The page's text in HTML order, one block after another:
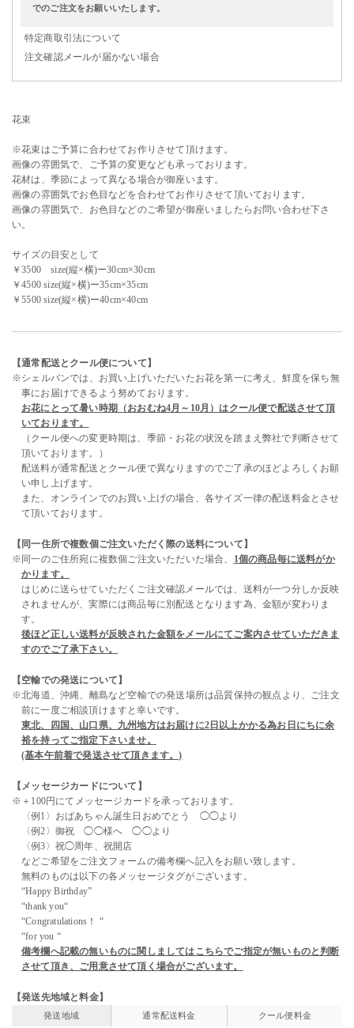
でのご注文をお願いいたします。
特定商取引法について
注文確認メールが届かない場合
花束
※花束はご予算に合わせてお作りさせて頂けます。
画像の雰囲気で、ご予算の変更なども承っております。
花材は、季節によって異なる場合が御座います。
画像の雰囲気でお色目などを合わせてお作りさせて頂いております。
画像の雰囲気で、お色目などのご希望が御座いましたらお問い合わせ下さ
い。
サイズの目安として
￥3500 size(縦×横)ー30cm×30cm
￥4500 size(縦×横)ー35cm×35cm
￥5500 size(縦×横)ー40cm×40cm
【通常配送とクール便について】
※シェルバンでは、お買い上げいただいたお花を第一に考え、鮮度を保ち無
事にお届けできるよう努めております。
お花にとって暑い時期（おおむね4月～10月）はクール便で配送させて頂
いております。
（クール便への変更時期は、季節・お花の状況を踏まえ弊社で判断させて
頂いております。）
配送料が通常配送とクール便で異なりますのでご了承のほどよろしくお願
い申し上げます。
また、オンラインでのお買い上げの場合、各サイズ一律の配送料金とさせ
て頂いております。
【同一住所で複数個ご注文いただく際の送料について】
※同一のご住所宛に複数個ご注文いただいた場合、 1個の商品毎に送料がか
かります。
はじめに送らせていただくご注文確認メールでは、送料が一つ分しか反映
されませんが、実際には商品毎に別配送となります為、金額が変わりま
す。
後ほど正しい送料が反映された金額をメールにてご案内させていただきま
すのでご了承下さい。
【空輸での発送について】
※北海道、沖縄、離島など空輸での発送場所は品質保持の観点より、ご注文
前に一度ご相談頂けますと幸いです。
東北、四国、山口県、九州地方はお届けに2日以上かかる為お日にちに余
裕を持ってご指定下さいませ。
(基本午前着で発送させて頂きます。)
【メッセージカードについて】
※＋100円にてメッセージカードを承っております。
〈例1〉おばあちゃん誕生日おめでとう ◯◯より
〈例2〉御祝 ◯◯様へ ◯◯より
〈例3〉祝◯周年、祝開店
などご希望をご注文フォームの備考欄へ記入をお願い致します。
無料のものは以下の各メッセージタグがございます。
“Happy Birthday”
“thank you“
“Congratulations！ “
“for you “
備考欄へ記載の無いものに関しましてはこちらでご指定が無いものと判断
させて頂き、ご用意させて頂く場合がございます。
【発送先地域と料金】
発送地域 通常配送料金 クール便料金